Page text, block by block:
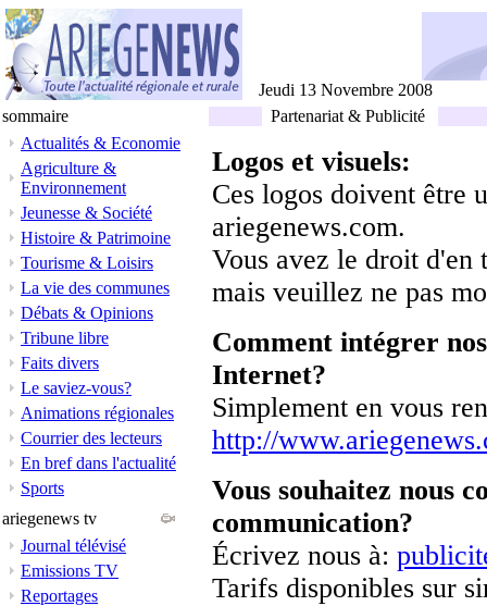
Jeudi 13 Novembre 2008
sommaire
Actualités & Economie
Agriculture &
Environnement
Jeunesse & Société
Histoire & Patrimoine
Tourisme & Loisirs
La vie des communes
Débats & Opinions
Tribune libre
Faits divers
Le saviez-vous?
Animations régionales
Courrier des lecteurs
En bref dans l'actualité
Sports
ariegenews tv
Journal télévisé
Emissions TV
Reportages
Partenariat & Publicité
Logos et visuels:
Ces logos doivent être
ariegenews.com.
Vous avez le droit d'en
mais veuillez ne pas
Comment intégrer
Internet?
Simplement en vous
http://
Vous souhaitez nous
communication?
Écrivez nous à:
Tarifs disponibles sur